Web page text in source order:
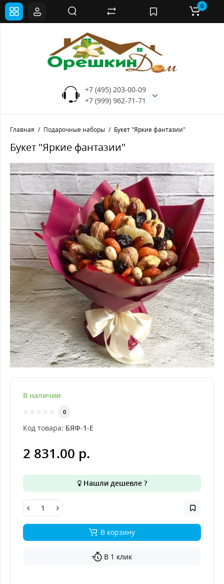
+7 (495) 203-00-09
+7 (999) 962-71-71
0
Главная Подарочные наборы Букет "Яркие фантазии"
Букет "Яркие фантазии"
В наличии
0
Код товара: БЯФ-1-Е
2 831.00 р.
Нашли дешевле ?
В корзину
В 1 клик